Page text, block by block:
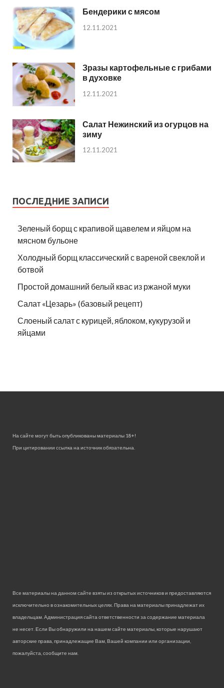
Бендерики с мясом
12.11.2021
Зразы картофельные с грибами
в духовке
12.11.2021
Салат Нежинский из огурцов на
зиму
12.11.2021
ПОСЛЕДНИЕ ЗАПИСИ
Зеленый борщ с крапивой щавелем и яйцом на
мясном бульоне
Холодный борщ классический с вареной свеклой и
ботвой
Простой домашний белый квас из ржаной муки
Салат «Цезарь» (базовый рецепт)
Слоеный салат с курицей, яблоком, кукурузой и
яйцами
На сайте могут быть опубликованы материалы 18+!
При цитировании ссылка на источник обязательна.
Все материалы на данном сайте взяты из открытых источников и предоставляются
исключительно в ознакомительных целях. Права на материалы принадлежат их
владельцам. Администрация сайта ответственности за содержание материала
не несет. Если Вы обнаружили на нашем сайте материалы, которые нарушают
авторские права, принадлежащие Вам, Вашей компании или организации,
пожалуйста, сообщите нам.